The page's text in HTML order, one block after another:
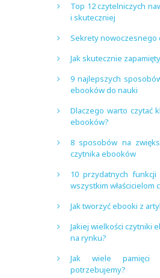
Top 12 czytelniczych
i skuteczniej
Sekrety nowoczesnego
Jak skutecznie
9 najlepszych
ebooków do nauki
Dlaczego warto czytać
ebooków?
8 sposobów na
czytnika ebooków
10 przydatnych funkcji
wszystkim
Jak tworzyć ebooki z
Jakiej wielkości czytniki
na rynku?
Jak wiele pamięci
potrzebujemy?